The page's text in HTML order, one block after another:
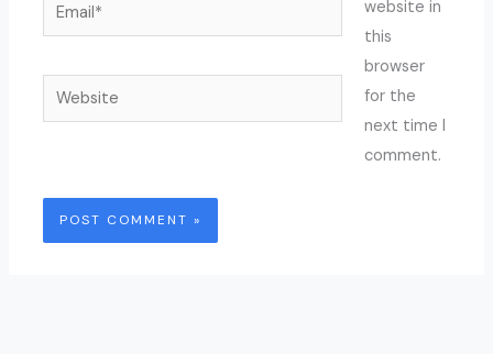
Website
website in
this
browser
for the
next time I
comment.